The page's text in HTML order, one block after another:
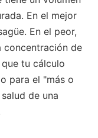
En el mejor
En el peor,
concentración de
tu cálculo
para el "más o
de una